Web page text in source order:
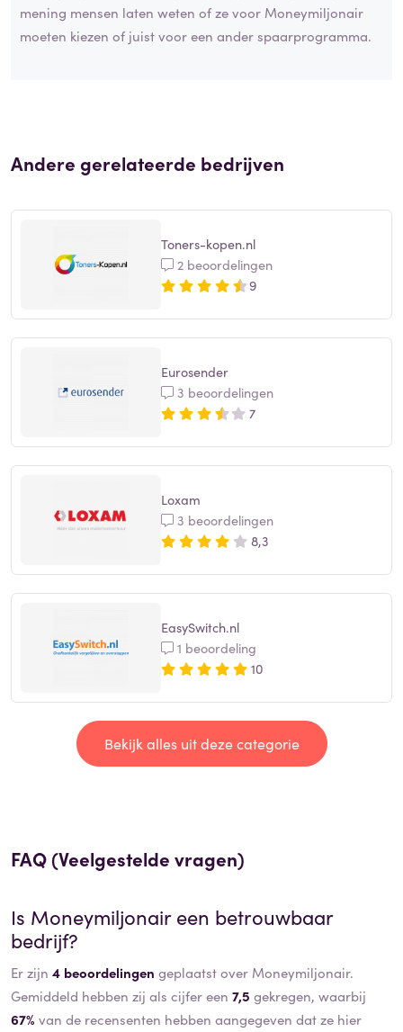
mening mensen laten weten of ze voor Moneymiljonair
moeten kiezen of juist voor een ander spaarprogramma.
Andere gerelateerde bedrijven
Toners-kopen.nl
2 beoordelingen
9
Eurosender
3 beoordelingen
7
Loxam
3 beoordelingen
8,3
EasySwitch.nl
1 beoordeling
10
Bekijk alles uit deze categorie
FAQ (Veelgestelde vragen)
Is Moneymiljonaireen betrouwbaar
bedrijf?
Er zijn 4 beoordelingen geplaatst over Moneymiljonair.
Gemiddeld hebben zij als cijfer een 7,5 gekregen, waarbij
67% van de recensenten hebben aangegeven dat ze hier